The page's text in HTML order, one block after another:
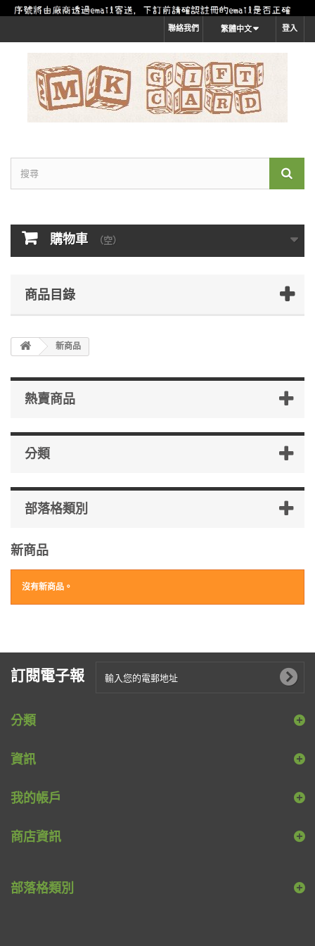
登入
繁體中文
聯絡我們
購物車 （空）
商品目錄
新商品
熱賣商品
分類
部落格類別
新商品
沒有新商品。
訂閱電子報
分類
資訊
我的帳戶
商店資訊
部落格類別